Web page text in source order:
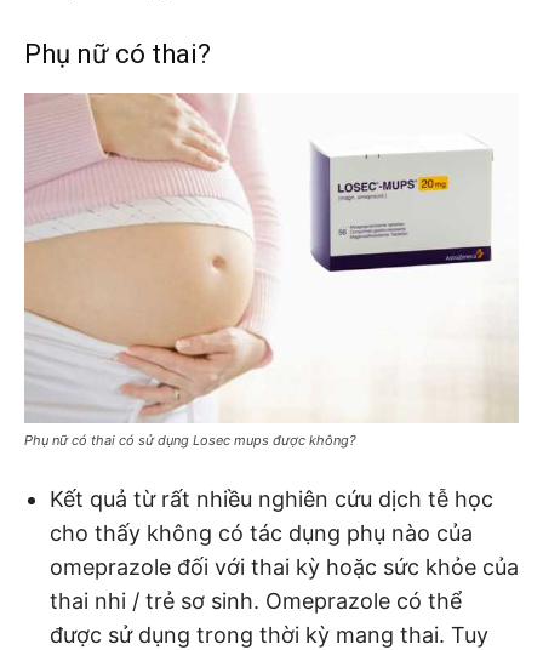
Phụ nữ có thai?
Phụ nữ có thai có sử dụng Losec mups được không?
Kết quả từ rất nhiều nghiên cứu dịch tễ học
cho thấy không có tác dụng phụ nào của
omeprazole đối với thai kỳ hoặc sức khỏe của
thai nhi / trẻ sơ sinh. Omeprazole có thể
được sử dụng trong thời kỳ mang thai. Tuy